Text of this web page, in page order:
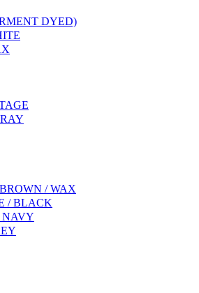
DYED)
/ WAX
/ BLACK
NAVY